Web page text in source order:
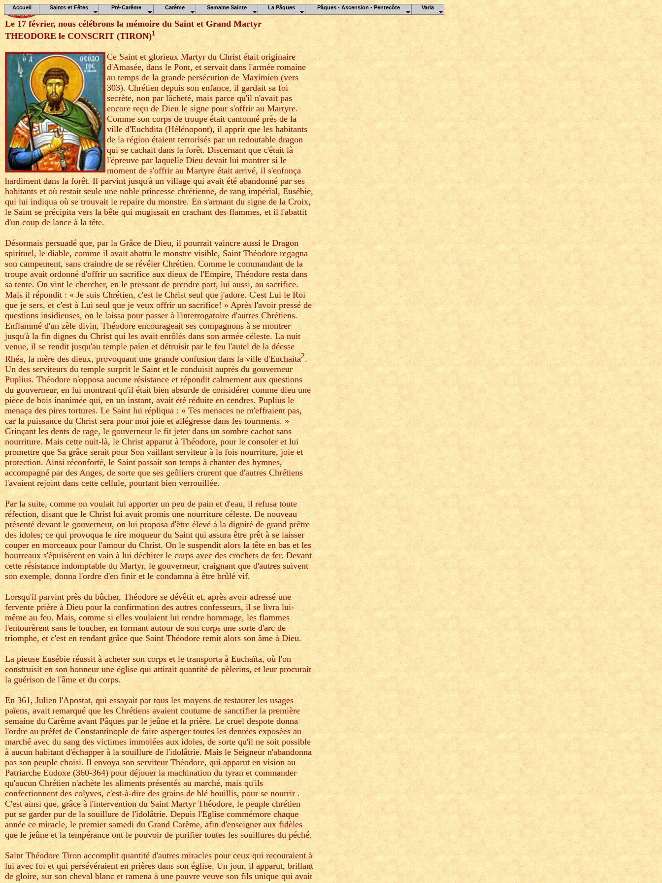
Le 17 février, nous célébrons la mémoire du Saint et Grand Martyr
THEODORE le CONSCRIT (TIRON)1
Ce Saint et glorieux Martyr du Christ était originaire
d'Amasée, dans le Pont, et servait dans l'armée romaine
au temps de la grande persécution de Maximien (vers
303). Chrétien depuis son enfance, il gardait sa foi
secrète, non par lâcheté, mais parce qu'il n'avait pas
encore reçu de Dieu le signe pour s'offrir au Martyre.
Comme son corps de troupe était cantonné près de la
ville d'Euchdita (Hélénopont), il apprit que les habitants
de la région étaient terrorisés par un redoutable dragon
qui se cachait dans la forêt. Discernant que c'était là
l'épreuve par laquelle Dieu devait lui montrer si le
moment de s'offrir au Martyre était arrivé, il s'enfonça
hardiment dans la forêt. Il parvint jusqu'à un village qui avait été abandonné par ses
habitants et où restait seule une noble princesse chrétienne, de rang impérial, Eusébie,
qui lui indiqua où se trouvait le repaire du monstre. En s'armant du signe de la Croix,
le Saint se précipita vers la bête qui mugissait en crachant des flammes, et il l'abattit
d'un coup de lance à la tête.
Désormais persuadé que, par la Grâce de Dieu, il pourrait vaincre aussi le Dragon
spirituel, le diable, comme il avait abattu le monstre visible, Saint Théodore regagna
son campement, sans craindre de se révéler Chrétien. Comme le commandant de la
troupe avait ordonné d'offrir un sacrifice aux dieux de l'Empire, Théodore resta dans
sa tente. On vint le chercher, en le pressant de prendre part, lui aussi, au sacrifice.
Mais il répondit : « Je suis Chrétien, c'est le Christ seul que j'adore. C'est Lui le Roi
que je sers, et c'est à Lui seul que je veux offrir un sacrifice! » Après l'avoir pressé de
questions insidieuses, on le laissa pour passer à l'interrogatoire d'autres Chrétiens.
Enflammé d'un zèle divin, Théodore encourageait ses compagnons à se montrer
jusqu'à la fin dignes du Christ qui les avait enrôlés dans son armée céleste. La nuit
venue, il se rendit jusqu'au temple païen et détruisit par le feu l'autel de la déesse
Rhéa, la mère des dieux, provoquant une grande confusion dans la ville d'Euchaita2.
Un des serviteurs du temple surprit le Saint et le conduisit auprès du gouverneur
Puplius. Théodore n'opposa aucune résistance et répondit calmement aux questions
du gouverneur, en lui montrant qu'il était bien absurde de considérer comme dieu une
pièce de bois inanimée qui, en un instant, avait été réduite en cendres. Puplius le
menaça des pires tortures. Le Saint lui répliqua : « Tes menaces ne m'effraient pas,
car la puissance du Christ sera pour moi joie et allégresse dans les tourments. »
Grinçant les dents de rage, le gouverneur le fit jeter dans un sombre cachot sans
nourriture. Mais cette nuit-là, le Christ apparut à Théodore, pour le consoler et lui
promettre que Sa grâce serait pour Son vaillant serviteur à la fois nourriture, joie et
protection. Ainsi réconforté, le Saint passait son temps à chanter des hymnes,
accompagné par des Anges, de sorte que ses geôliers crurent que d'autres Chrétiens
l'avaient rejoint dans cette cellule, pourtant bien verrouillée.
Par la suite, comme on voulait lui apporter un peu de pain et d'eau, il refusa toute
réfection, disant que le Christ lui avait promis une nourriture céleste. De nouveau
présenté devant le gouverneur, on lui proposa d'être élevé à la dignité de grand prêtre
des idoles; ce qui provoqua le rire moqueur du Saint qui assura être prêt à se laisser
couper en morceaux pour l'amour du Christ. On le suspendit alors la tête en bas et les
bourreaux s'épuisèrent en vain à lui déchirer le corps avec des crochets de fer. Devant
cette résistance indomptable du Martyr, le gouverneur, craignant que d'autres suivent
son exemple, donna l'ordre d'en finir et le condamna à être brûlé vif.
Lorsqu'il parvint près du bûcher, Théodore se dévêtit et, après avoir adressé une
fervente prière à Dieu pour la confirmation des autres confesseurs, il se livra lui-
même au feu. Mais, comme si elles voulaient lui rendre hommage, les flammes
l'entourèrent sans le toucher, en formant autour de son corps une sorte d'arc de
triomphe, et c'est en rendant grâce que Saint Théodore remit alors son âme à Dieu.
La pieuse Eusébie réussit à acheter son corps et le transporta à Euchaïta, où l'on
construisit en son honneur une église qui attirait quantité de pèlerins, et leur procurait
la guérison de l'âme et du corps.
En 361, Julien l'Apostat, qui essayait par tous les moyens de restaurer les usages
païens, avait remarqué que les Chrétiens avaient coutume de sanctifier la première
semaine du Carême avant Pâques par le jeûne et la prière. Le cruel despote donna
l'ordre au préfet de Constantinople de faire asperger toutes les denrées exposées au
marché avec du sang des victimes immolées aux idoles, de sorte qu'il ne soit possible
à aucun habitant d'échapper à la souillure de l'idolâtrie. Mais le Seigneur n'abandonna
pas son peuple choisi. Il envoya son serviteur Théodore, qui apparut en vision au
Patriarche Eudoxe (360-364) pour déjouer la machination du tyran et commander
qu'aucun Chrétien n'achète les aliments présentés au marché, mais qu'ils
confectionnent des colyves, c'est-à-dire des grains de blé bouillis, pour se nourrir .
C'est ainsi que, grâce à l'intervention du Saint Martyr Théodore, le peuple chrétien
put se garder pur de la souillure de l'idolâtrie. Depuis l'Eglise commémore chaque
année ce miracle, le premier samedi du Grand Carême, afin d'enseigner aux fidèles
que le jeûne et la tempérance ont le pouvoir de purifier toutes les souillures du péché.
Saint Théodore Tiron accomplit quantité d'autres miracles pour ceux qui recouraient à
lui avec foi et qui persévéraient en prières dans son église. Un jour, il apparut, brillant
de gloire, sur son cheval blanc et ramena à une pauvre veuve son fils unique qui avait
Accueil Saints et Fêtes Pré-Carême Carême Semaine Sainte La Pâques Pâques - Ascension - Pentecôte Varia